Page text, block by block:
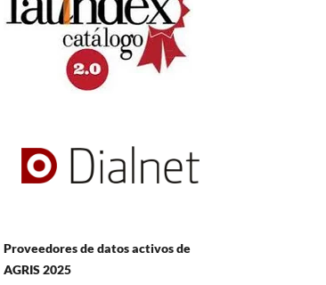
Proveedores de datos activos de
AGRIS 2025